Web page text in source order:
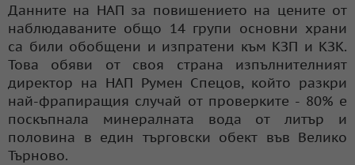
Данните на НАП за повишението на цените от
наблюдаваните общо 14 групи основни храни
са били обобщени и изпратени към КЗП и КЗК.
Това обяви от своя страна изпълнителният
директор на НАП Румен Спецов, който разкри
най-фрапиращия случай от проверките - 80% е
поскъпнала минералната вода от литър и
половина в един търговски обект във Велико
Търново.